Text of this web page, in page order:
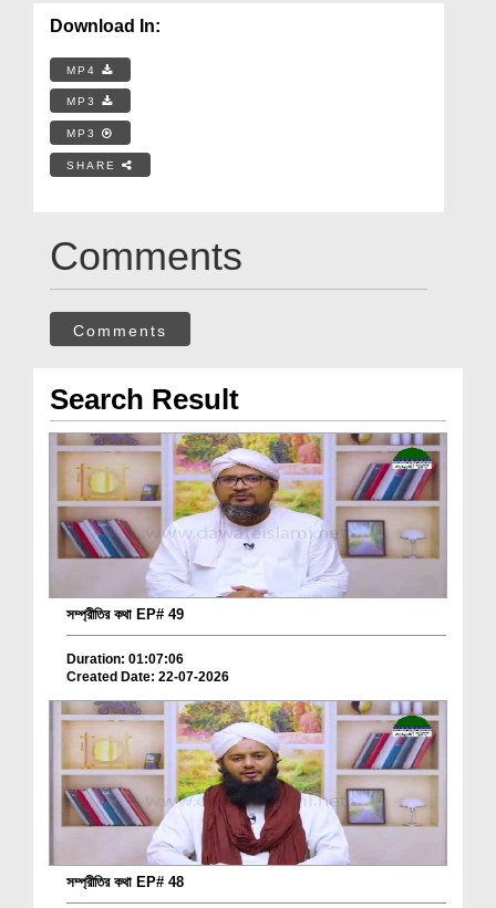
Download In:
MP4
MP3
MP3
SHARE
Comments
Comments
Search Result
সম্প্রীতির কথা EP# 49
Duration: 01:07:06
Created Date: 22-07-2026
সম্প্রীতির কথা EP# 48